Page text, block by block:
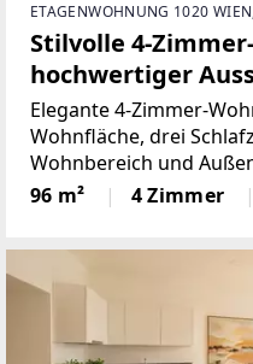
ETAGENWOHNUNG 1020
Stilvolle 4-
hochwertiger
Elegante 4-Zimmer-
Wohnfläche, drei
Wohnbereich und
perfekt geschnittene 4-
schon bald Ihr neues
96 m² 4 Zimmer